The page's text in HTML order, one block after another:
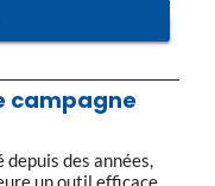
campagne
des années,
un outil efficace